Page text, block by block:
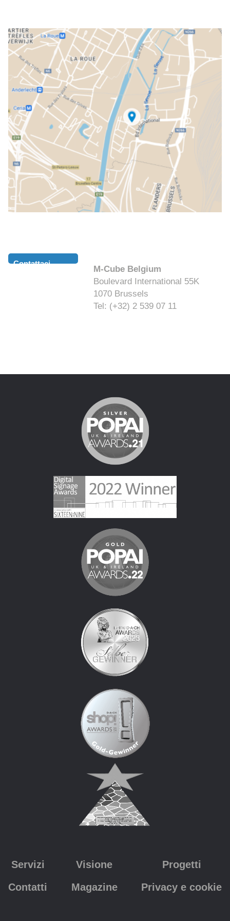
M-Cube Belgium
Boulevard International 55K
1070 Brussels
Tel: (+32) 2 539 07 11
Contattaci
Servizi Visione
Progetti
Contatti
Magazine Privacy e cookie